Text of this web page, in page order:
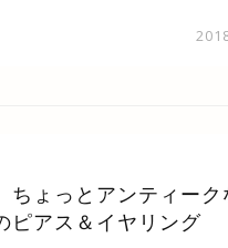
ちょっとアンティーク
ピアス＆イヤリング